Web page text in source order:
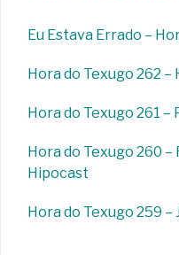
Eu Estava Errado –
Hora do Texugo 262
Hora do Texugo 261
Hora do Texugo 260
Hipocast
Hora do Texugo 259 –